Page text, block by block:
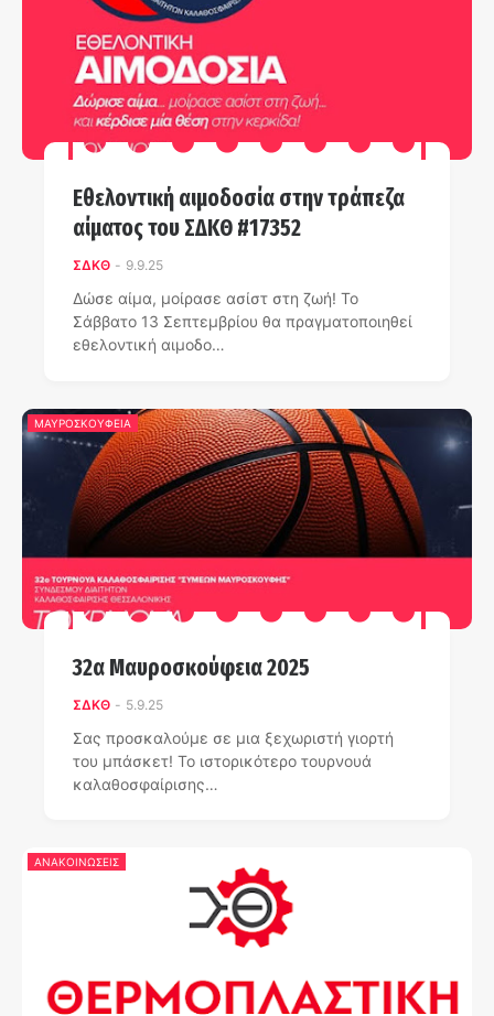
Εθελοντική αιμοδοσία στην τράπεζα
αίματος του ΣΔΚΘ #17352
ΣΔΚΘ - 9.9.25
Δώσε αίμα, μοίρασε ασίστ στη ζωή! Το
Σάββατο 13 Σεπτεμβρίου θα πραγματοποιηθεί
εθελοντική αιμοδο…
ΜΑΥΡΟΣΚΟΥΦΕΙΑ
32α Μαυροσκούφεια 2025
ΣΔΚΘ - 5.9.25
Σας προσκαλούμε σε μια ξεχωριστή γιορτή
του μπάσκετ! Το ιστορικότερο τουρνουά
καλαθοσφαίρισης…
ΑΝΑΚΟΙΝΩΣΕΙΣ